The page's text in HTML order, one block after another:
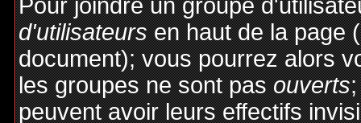
Pour joindre un groupe
d'utilisateursen haut de la page
document); vous pourrez alors
les groupes ne sont pasouverts
peuvent avoir leurs effectifs